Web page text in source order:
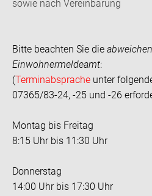
sowie nach Vereinbarung
Bitte beachten Sie die
Einwohnermeldeamt:
(Terminabsprache unter
07365/83-24, -25 und -26
Montag bis Freitag
8:15 Uhr bis 11:30 Uhr
Donnerstag
14:00 Uhr bis 17:30 Uhr